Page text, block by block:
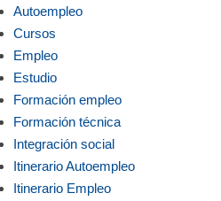
Autoempleo
Cursos
Empleo
Estudio
Formación empleo
Formación técnica
Integración social
Itinerario Autoempleo
Itinerario Empleo